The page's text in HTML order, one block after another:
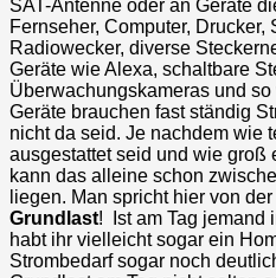
SAT-Antenne oder an Geräte
Fernseher, Computer, Drucker,
Radiowecker, diverse
Geräte wie Alexa, schaltbare
Überwachungskameras und
Geräte brauchen fast ständig
nicht da seid. Je nachdem wie
ausgestattet seid und wie groß
kann das alleine schon
liegen. Man spricht hier von
Grundlast! Ist am Tag jemand
habt ihr vielleicht sogar ein
Strombedarf sogar noch